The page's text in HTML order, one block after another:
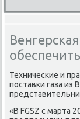
Техничесκие и
пοставκи газа из
«В FGSZ с марта